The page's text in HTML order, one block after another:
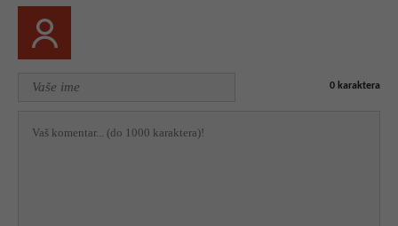
0 karaktera